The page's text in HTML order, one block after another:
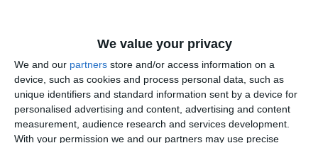
We value your privacy
We and our partners store and/or access information on a
device, such as cookies and process personal data, such as
unique identifiers and standard information sent by a device for
personalised advertising and content, advertising and content
measurement, audience research and services development.
With your permission we and our partners may use precise
Citește și:
Câteva blocuri din Agigea, județul Constanța, rămân fără
apă la robinete din cauza unei avarii